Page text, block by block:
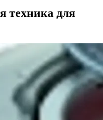
техника для